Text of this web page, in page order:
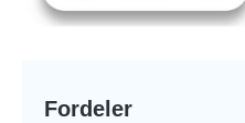
Fordeler